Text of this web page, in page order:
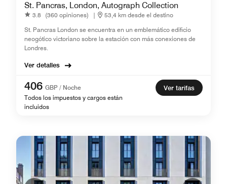
St. Pancras, London, Autograph Collection
3.8 (360 opiniones) |
53,4 km desde el destino
St. Pancras London se encuentra en un emblemático edificio
neogótico victoriano sobre la estación con más conexiones de
Londres.
Ver detalles
406 GBP / Noche
Todos los impuestos y cargos están
incluidos
Ver tarifas